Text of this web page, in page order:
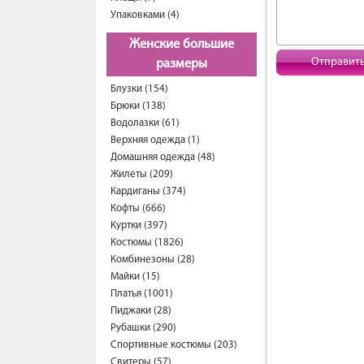
Упаковками (4)
Женские большие
размеры
Блузки (154)
Брюки (138)
Водолазки (61)
Верхняя одежда (1)
Домашняя одежда (48)
Жилеты (209)
Кардиганы (374)
Кофты (666)
Куртки (397)
Костюмы (1826)
Комбинезоны (28)
Майки (15)
Платья (1001)
Пиджаки (28)
Рубашки (290)
Спортивные костюмы (203)